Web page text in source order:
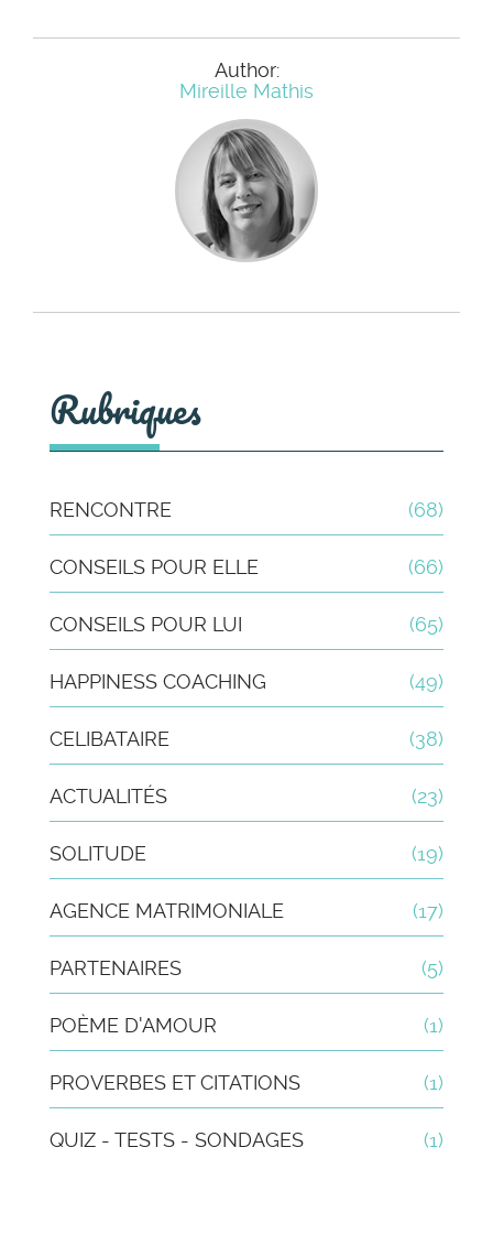
Author:
Mireille Mathis
Rubriques
RENCONTRE (68)
CONSEILS POUR ELLE (66)
CONSEILS POUR LUI (65)
HAPPINESS COACHING (49)
CELIBATAIRE (38)
ACTUALITÉS (23)
SOLITUDE (19)
AGENCE MATRIMONIALE (17)
PARTENAIRES (5)
POÈME D'AMOUR (1)
PROVERBES ET CITATIONS (1)
QUIZ - TESTS - SONDAGES (1)